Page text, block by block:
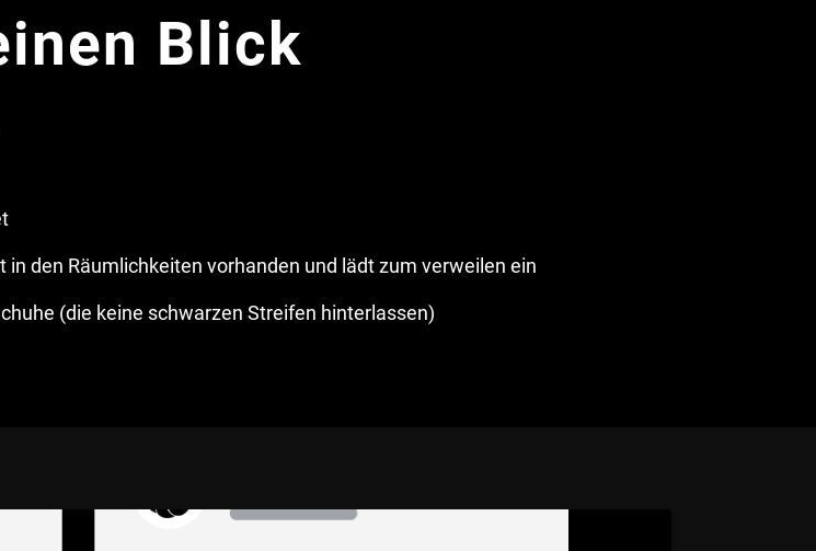
Blick
den Räumlichkeiten vorhanden und lädt zum verweilen ein
(die keine schwarzen Streifen hinterlassen)